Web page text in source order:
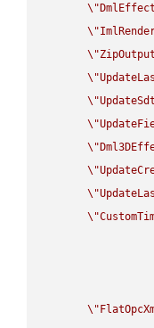
\"
\"
\"
\"
\"
\"
\"
\"
\"
\"
\"